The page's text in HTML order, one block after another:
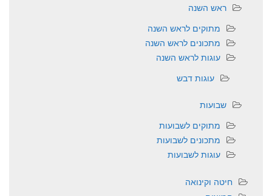
ראש השנה
מתוקים לראש השנה
מתכונים לראש השנה
עוגות לראש השנה
עוגות דבש
שבועות
מתוקים לשבועות
מתכונים לשבועות
עוגות לשבועות
חיטה וקינואה